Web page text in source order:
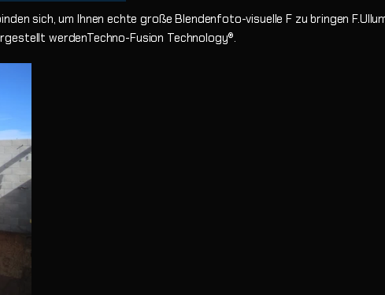
sich, um Ihnen echte große Blendenfoto-visuelle F zu bringen F.
werdenTechno-Fusion Technology®.